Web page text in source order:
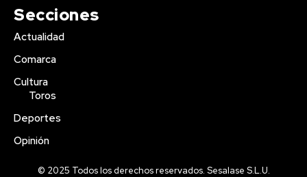
Secciones
Actualidad
Comarca
Cultura
Toros
Deportes
Opinión
© 2025 Todos los derechos reservados. Sesalase S.L.U.